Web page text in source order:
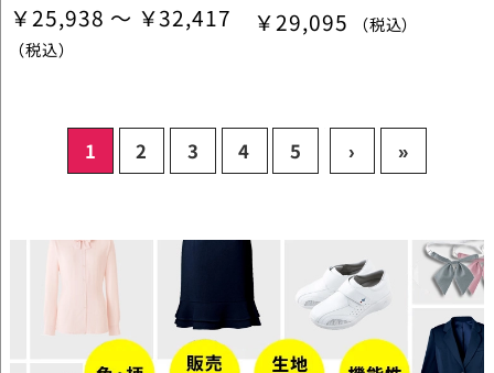
￥25,938 ～ ￥32,417
（税込）
￥29,095 （税込）
1 2 3 4 5 › »